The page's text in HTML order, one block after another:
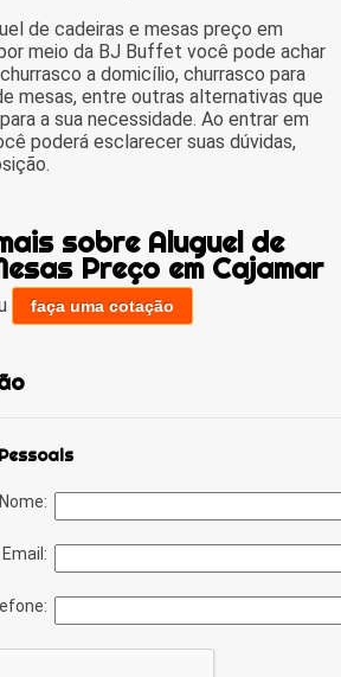
de cadeiras e mesas preço em
meio da BJ Buffet você pode achar
a domicílio, churrasco para
mesas, entre outras alternativas que
a sua necessidade. Ao entrar em
poderá esclarecer suas dúvidas,
sobre Aluguel de
Preço em Cajamar
faça uma cotação
Nome:
Email: